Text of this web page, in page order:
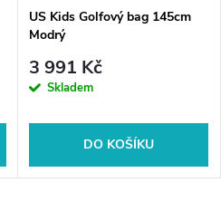
US Kids Golfový bag 145cm
Modrý
3 991 Kč
Skladem
DO KOŠÍKU